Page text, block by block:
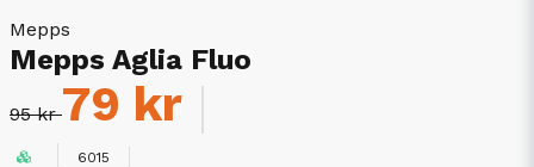
Mepps
Mepps Aglia Fluo
95 kr79 kr
6015